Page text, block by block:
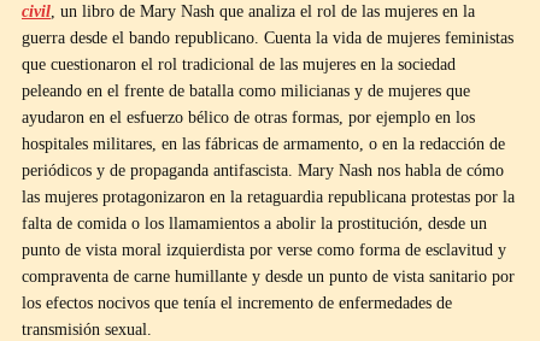
civil, un libro de Mary Nash que analiza el rol de las mujeres en la
guerra desde el bando republicano. Cuenta la vida de mujeres feministas
que cuestionaron el rol tradicional de las mujeres en la sociedad
peleando en el frente de batalla como milicianas y de mujeres que
ayudaron en el esfuerzo bélico de otras formas, por ejemplo en los
hospitales militares, en las fábricas de armamento, o en la redacción de
periódicos y de propaganda antifascista. Mary Nash nos habla de cómo
las mujeres protagonizaron en la retaguardia republicana protestas por la
falta de comida o los llamamientos a abolir la prostitución, desde un
punto de vista moral izquierdista por verse como forma de esclavitud y
compraventa de carne humillante y desde un punto de vista sanitario por
los efectos nocivos que tenía el incremento de enfermedades de
transmisión sexual.